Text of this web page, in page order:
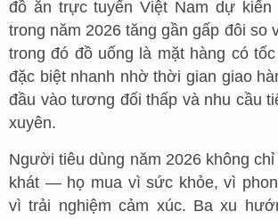
đồ ăn trực tuyến Việt Nam dự kiến
trong năm 2026 tăng gần gấp đôi
trong đó đồ uống là mặt hàng có
đặc biệt nhanh nhờ thời gian giao
đầu vào tương đối thấp và nhu cầu
xuyên.
Người tiêu dùng năm 2026 không
khát — họ mua vì sức khỏe, vì
vì trải nghiệm cảm xúc. Ba xu